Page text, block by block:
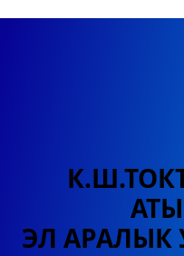
ЭЛ АРАЛЫК